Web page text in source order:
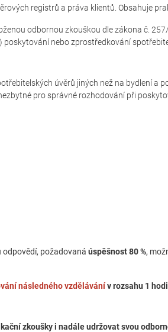
registrů a práva klientů. Obsahuje
odbornou zkouškou dle zákona č.
poskytování nebo zprostředkování
úvěrů jiných než na bydlení a
pro správné rozhodování při
odpovědí, požadovaná úspěšnost 80 %,
následného vzdělávánív rozsahu 1
zkoušky i nadále udržovat svou